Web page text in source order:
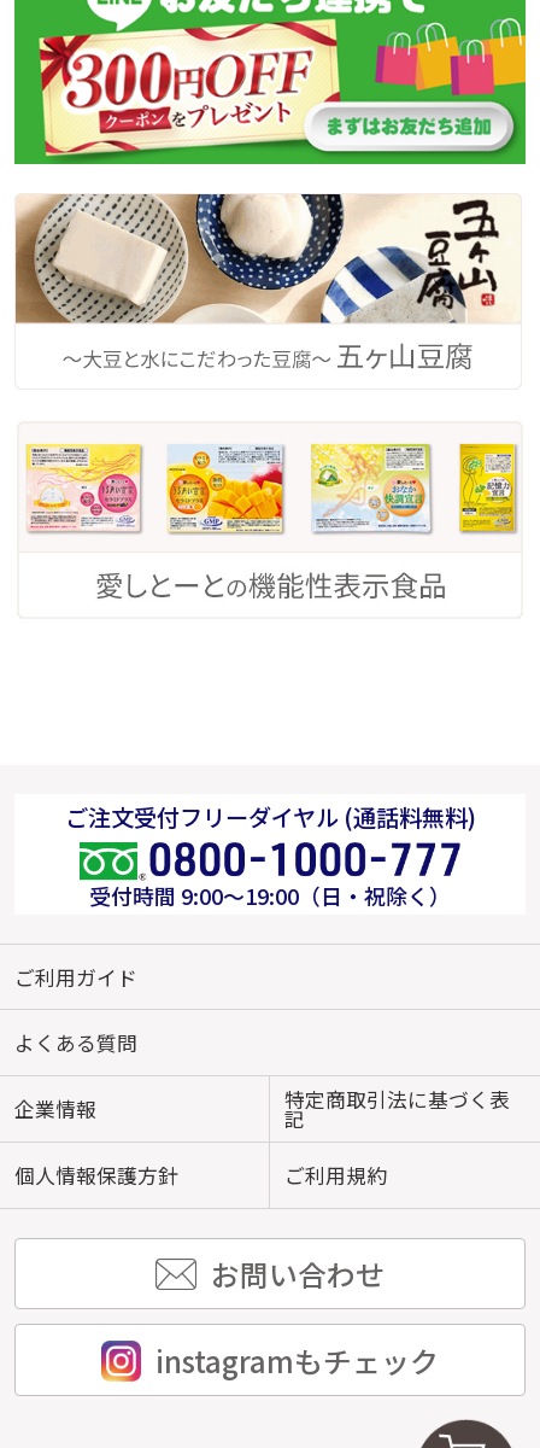
ご注文受付フリーダイヤル (通話料無料)
受付時間 9:00～19:00（日・祝除く）
ご利用ガイド
よくある質問
企業情報 特定商取引法に基づく表
記
個人情報保護方針
ご利用規約
お問い合わせ
instagramもチェック